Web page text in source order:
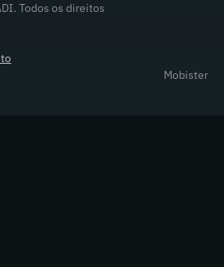
Todos os direitos
Mobister